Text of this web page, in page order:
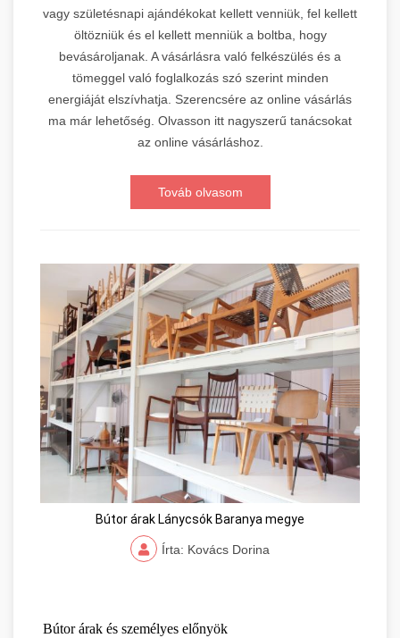
vagy születésnapi ajándékokat kellett venniük, fel kellett
öltözniük és el kellett menniük a boltba, hogy
bevásároljanak. A vásárlásra való felkészülés és a
tömeggel való foglalkozás szó szerint minden
energiáját elszívhatja. Szerencsére az online vásárlás
ma már lehetőség. Olvasson itt nagyszerű tanácsokat
az online vásárláshoz.
Továb olvasom
Bútor árak Lánycsók Baranya megye
Írta: Kovács Dorina
Bútor árak és személyes előnyök